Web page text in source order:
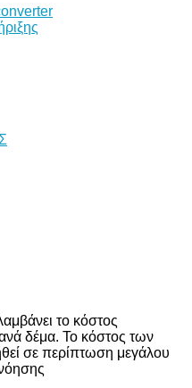
το κόστος
δέμα. Το κόστος των
σε περίπτωση μεγάλου